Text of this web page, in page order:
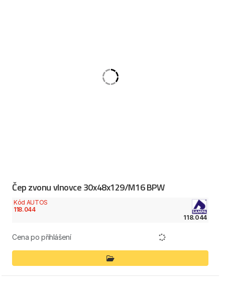
Čep zvonu vlnovce 30x48x129/M16 BPW
Kód AUTOS
118.044
118.044
Cena po přihlášení